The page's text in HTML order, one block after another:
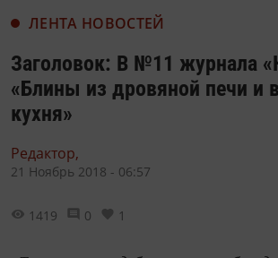
ЛЕНТА НОВОСТЕЙ
Заголовок: В №11 журнала
«Блины из дровяной печи и
кухня»
Редактор,
21 Ноябрь 2018 - 06:57
1419 0 1